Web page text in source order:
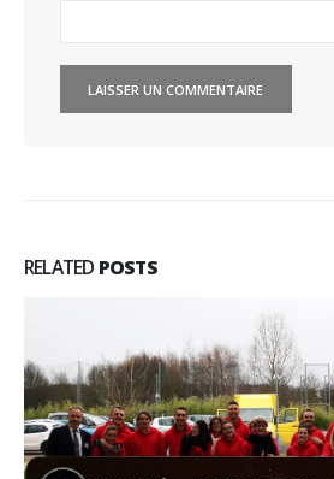
RELATED POSTS